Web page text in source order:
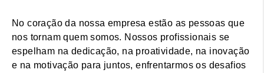
No coração da nossa empresa estão as pessoas que
nos tornam quem somos. Nossos profissionais se
espelham na dedicação, na proatividade, na inovação
e na motivação para juntos, enfrentarmos os desafios